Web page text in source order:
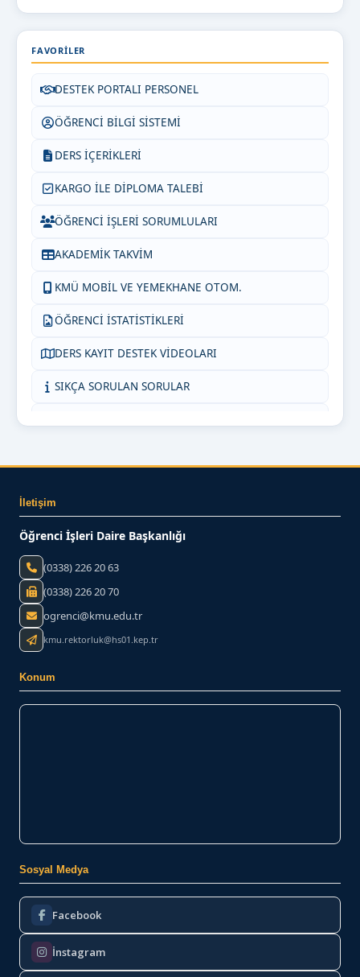
FAVORILER
DESTEK PORTALI PERSONEL
ÖĞRENCİ BİLGİ SİSTEMİ
DERS İÇERİKLERİ
KARGO İLE DİPLOMA TALEBİ
ÖĞRENCİ İŞLERİ SORUMLULARI
AKADEMİK TAKVİM
KMÜ MOBİL VE YEMEKHANE OTOM.
ÖĞRENCİ İSTATİSTİKLERİ
DERS KAYIT DESTEK VİDEOLARI
SIKÇA SORULAN SORULAR
BİZE YAZIN
İletişim
Öğrenci İşleri Daire Başkanlığı
(0338) 226 20 63
(0338) 226 20 70
ogrenci@kmu.edu.tr
kmu.rektorluk@hs01.kep.tr
Konum
Sosyal Medya
Facebook
İnstagram